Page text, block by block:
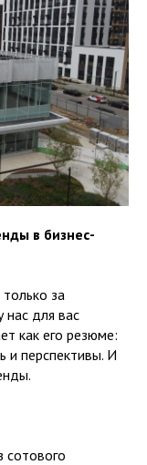
в бизнес-
за
для вас
как его резюме:
и перспективы. И
сотового